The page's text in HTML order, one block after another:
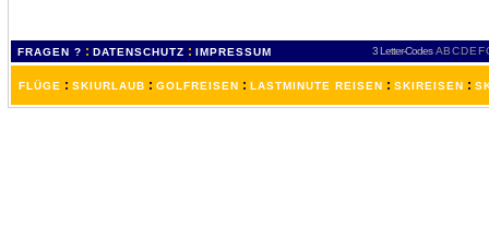
FRAGEN ? : DATENSCHUTZ : IMPRESSUM 3 Letter-Codes ABCDEF
FLÜGE : SKIURLAUB : GOLFREISEN : LASTMINUTE REISEN : SKIREISEN :